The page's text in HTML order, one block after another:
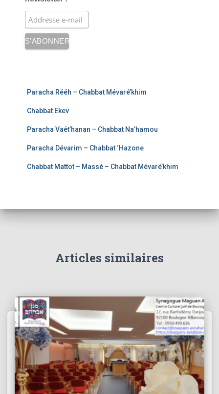
Paracha Rééh – Chabbat Mévaré’khim
Chabbat Ekev
Paracha Vaét’hanan – Chabbat Na’hamou
Paracha Dévarim – Chabbat ‘Hazone
Chabbat Mattot – Massé – Chabbat Mévaré’khim
Articles similaires